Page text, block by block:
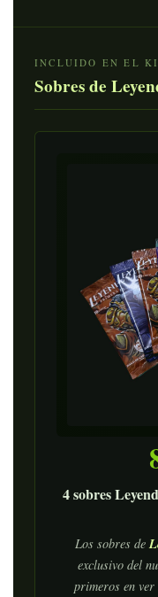
INCLUIDO EN EL
Sobres de
4 sobres
Los sobres de
exclusivo del
primeros en